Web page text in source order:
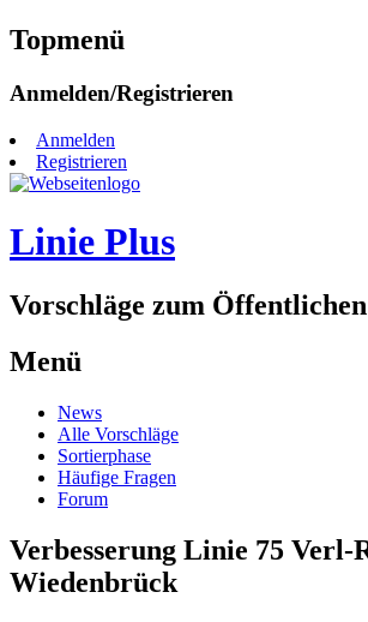
Topmenü
Zum
springen
Anmelden/Registrieren
Anmelden
Registrieren
Linie Plus
Vorschläge zum
Menü
Zum
Inhalt
springen
News
Alle Vorschläge
Sortierphase
Häufige Fragen
Forum
Verbesserung Linie 75 Verl-
Wiedenbrück